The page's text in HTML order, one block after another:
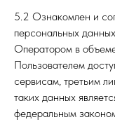
5.2 Ознакомлен и
персональных
Оператором в
Пользователем
сервисам, третьим
таких данных
федеральным